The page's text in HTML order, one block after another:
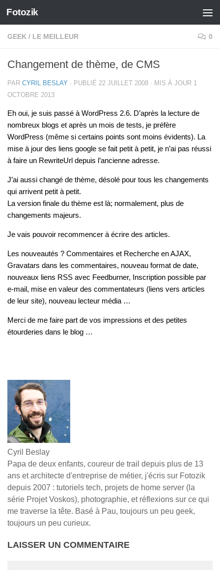
Skip to content
Fotozik
GEEK / LE MEILLEUR 0
Changement de thème, de CMS
PAR CYRIL BESLAY · PUBLIÉ 22 JUILLET 2008 · MIS À JOUR 1
OCTOBRE 2013
Eh oui, je suis passé à WordPress 2.6. D’après la lecture de
nombreux blogs et après un mois de tests, je préfère
WordPress (même si certains points sont moins évidents). La
mise à jour des liens google se fait petit à petit, je n’ai pas réussi
à faire un RewriteUrl depuis l’ancienne adresse.
J’ai aussi changé de thème, désolé pour tous les changements
qui arrivent petit à petit.
La version finale du thème est là; normalement, plus de
changements majeurs.
Je vais pouvoir recommencer à écrire des articles.
Les nouveautés ? Commentaires et Recherche en AJAX,
Gravatars dans les commentaires, nouveau format de date,
nouveaux liens RSS avec Feedburner, Inscription possible par
e-mail, mise en valeur des commentateurs (liens vers articles
de leur site), nouveau lecteur média …
Merci de me faire part de vos impressions et des petites
étourderies dans le blog …
Cyril Beslay
Papa de deux enfants, coureur de trail depuis plus de 13
ans et architecte d'entreprise de métier, j'écris sur Fotozik
depuis 2007 : tutoriels tech, projets de home server (la
série Projet Voskos), photographie, et réflexions sur ce qui
me traverse la tête. Basé à Pau, toujours un peu geek,
toujours un peu curieux.
LAISSER UN COMMENTAIRE